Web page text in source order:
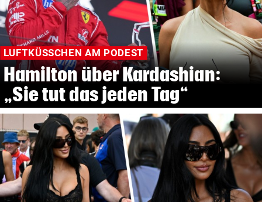
LUFTKÜSSCHEN AM PODEST
Hamilton über Kardashian:
„Sie tut das jeden Tag“